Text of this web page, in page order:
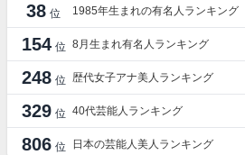
38 位 1985年生まれの有名人ランキング
154 位 8月生まれ有名人ランキング
248 位 歴代女子アナ美人ランキング
329 位 40代芸能人ランキング
806 位
日本の芸能人美人ランキング